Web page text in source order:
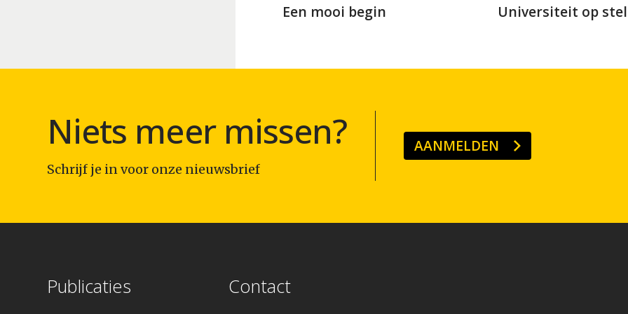
Een mooi begin Universiteit op
Niets meer missen?
Schrijf je in voor onze nieuwsbrief
AANMELDEN
Publicaties Contact